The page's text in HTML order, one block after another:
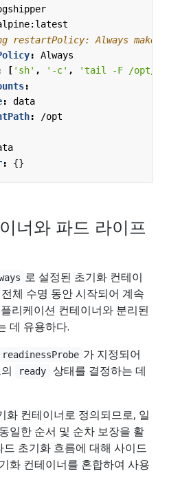
restartPolicy: Always
:
Always
[ 'sh' , '-c' ,
'tail -F /opt/
:
:
data
:
/opt
: {}
너와 파드 라이프
로 설정된 초기화 컨테이
체 수명 동안 시작되어 계속
리케이션 컨테이너와 분리된
데 유용하다.
readinessProbe 가 지정되어
ready
상태를 결정하는 데
화 컨테이너로 정의되므로, 일
일한 순서 및 순차 보장을 활
초기화 흐름에 대해 사이드
화 컨테이너를 혼합하여 사용